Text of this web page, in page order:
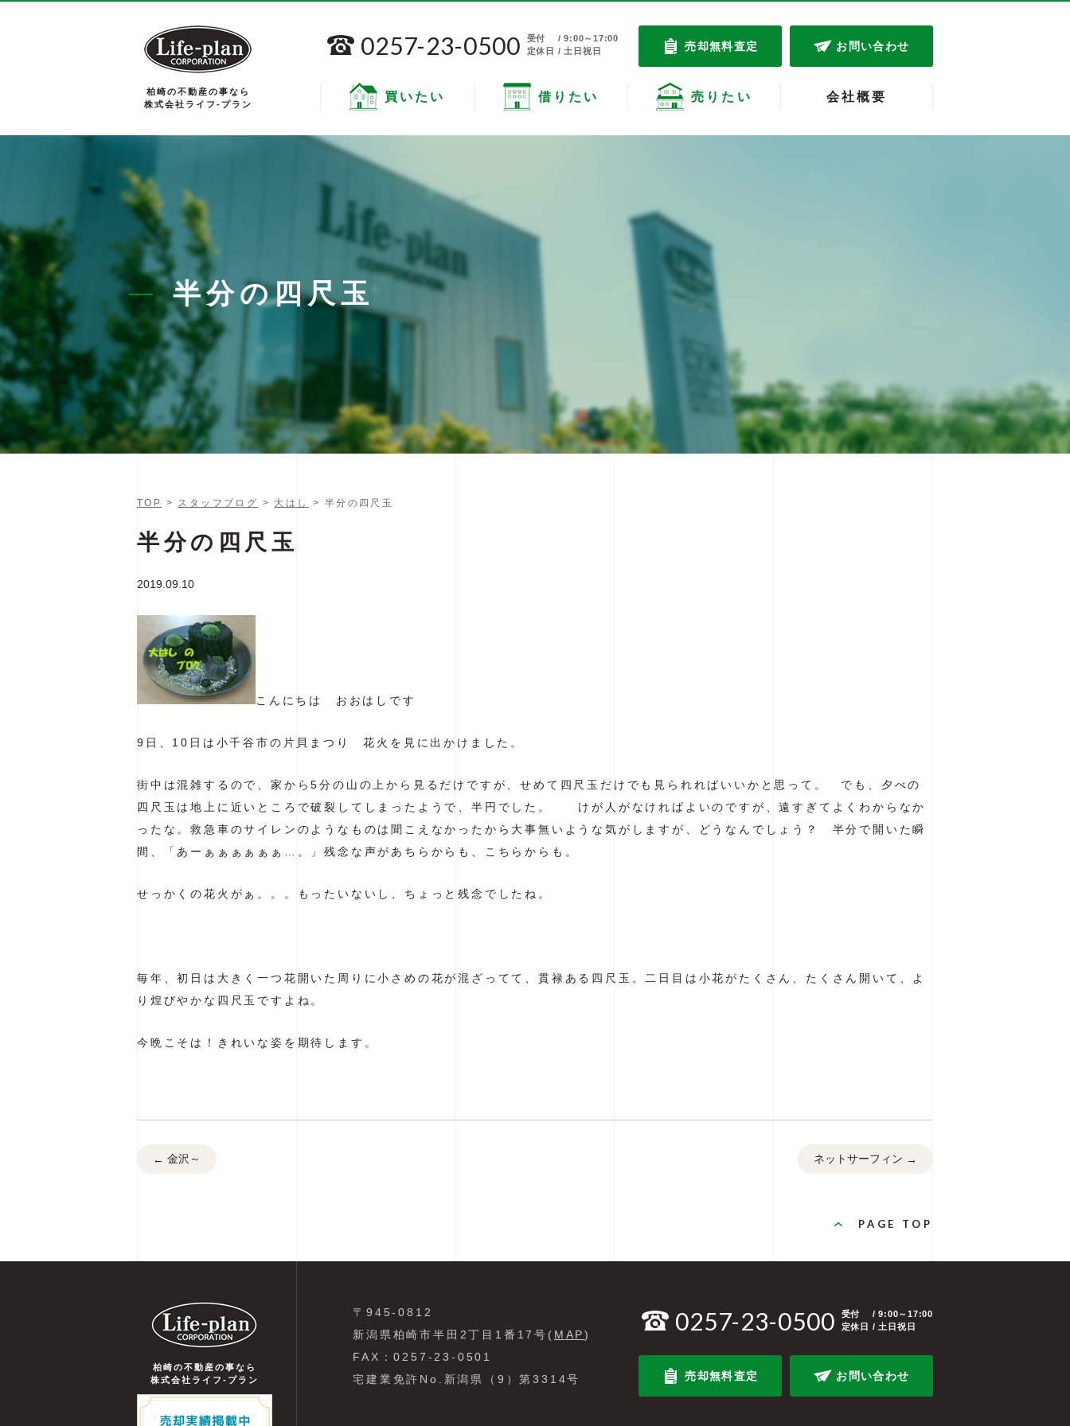
柏崎の不動産の事なら
株式会社ライフ-プラン
0257-23-0500 受付
/ 9:00～17:00
定休日 / 土日祝日
売却無料査定 お問い合わせ
買いたい 借りたい 売りたい 会社概要
半分の四尺玉
TOP > スタッフブログ > 大はし > 半分の四尺玉
半分の四尺玉
2019.09.10
こんにちは おおはしです
9日、10日は小千谷市の片貝まつり 花火を見に出かけました。
街中は混雑するので、家から5分の山の上から見るだけですが、せめて四尺玉だけでも見られればいいかと思って。 でも、夕べの
四尺玉は地上に近いところで破裂してしまったようで、半円でした。 けが人がなければよいのですが、遠すぎてよくわからなか
ったな。救急車のサイレンのようなものは聞こえなかったから大事無いような気がしますが、どうなんでしょう？ 半分で開いた瞬
間、「あーぁぁぁぁぁぁ…。」残念な声があちらからも、こちらからも。
せっかくの花火がぁ。。。もったいないし、ちょっと残念でしたね。
毎年、初日は大きく一つ花開いた周りに小さめの花が混ざってて、貫禄ある四尺玉。二日目は小花がたくさん、たくさん開いて、よ
り煌びやかな四尺玉ですよね。
今晩こそは！きれいな姿を期待します。
← 金沢～ ネットサーフィン →
PAGE TOP
柏崎の不動産の事なら
株式会社ライフ-プラン
〒945-0812
新潟県柏崎市半田2丁目1番17号( MAP)
FAX：0257-23-0501
宅建業免許No.新潟県（9）第3314号
0257-23-0500 受付
/ 9:00～17:00
定休日 / 土日祝日
売却無料査定 お問い合わせ